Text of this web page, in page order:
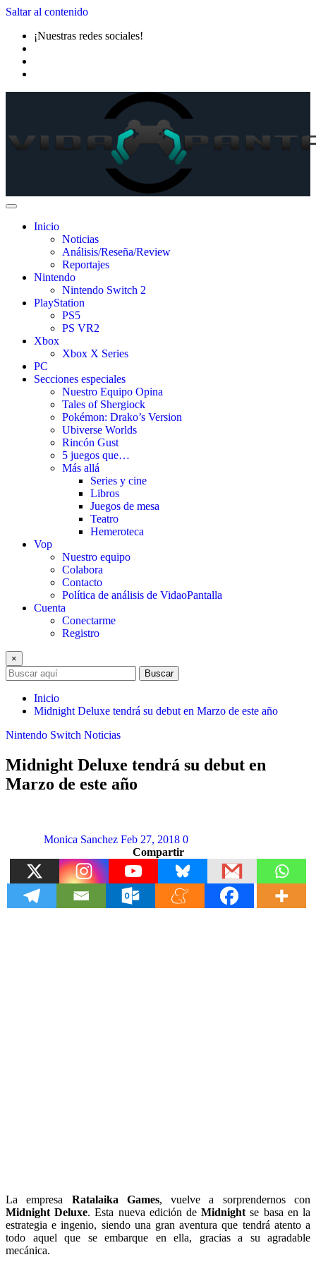
Saltar al contenido
¡Nuestras redes sociales!
Inicio
Noticias
Análisis/Reseña/Review
Reportajes
Nintendo
Nintendo Switch 2
PlayStation
PS5
PS VR2
Xbox
Xbox X Series
PC
Secciones especiales
Nuestro Equipo Opina
Tales of Shergiock
Pokémon: Drako’s Version
Ubiverse Worlds
Rincón Gust
5 juegos que…
Más allá
Series y cine
Libros
Juegos de mesa
Teatro
Hemeroteca
Vop
Nuestro equipo
Colabora
Contacto
Política de análisis de VidaoPantalla
Cuenta
Conectarme
Registro
×
Buscar
Inicio
Midnight Deluxe tendrá su debut en Marzo de este año
Nintendo Switch Noticias
Midnight Deluxe tendrá su debut en
Marzo de este año
Monica Sanchez Feb 27, 2018 0
Compartir
La empresa Ratalaika Games, vuelve a sorprendernos con
Midnight Deluxe. Esta nueva edición deMidnight se basa en la
estrategia e ingenio, siendo una gran aventura que tendrá atento a
todo aquel que se embarque en ella, gracias a su agradable
mecánica.